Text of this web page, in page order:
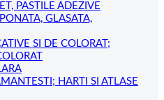
PASTILE ADEZIVE
GLASATA,
SI DE COLORAT;
HARTI SI ATLASE